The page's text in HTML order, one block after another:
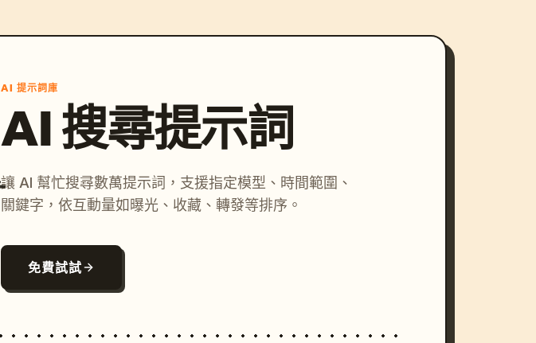
AI 提示詞庫
AI 搜尋提示詞
讓 AI 幫忙搜尋數萬提示詞，支援指定模型、時間範圍、
關鍵字，依互動量如曝光、收藏、轉發等排序。
免費試試